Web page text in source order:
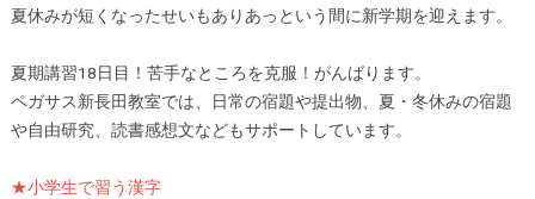
夏休みが短くなったせいもありあっという間に新学期を迎えます。
夏期講習18日目！苦手なところを克服！がんばります。
ペガサス新長田教室では、日常の宿題や提出物、夏・冬休みの宿題
や自由研究、読書感想文などもサポートしています。
★小学生で習う漢字